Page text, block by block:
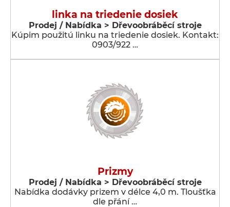
linka na triedenie dosiek
Prodej / Nabídka > Dřevoobráběcí stroje
Kúpim použitú linku na triedenie dosiek. Kontakt:
0903/922 …
Prizmy
Prodej / Nabídka > Dřevoobráběcí stroje
Nabídka dodávky prizem v délce 4,0 m. Tloušťka
dle přání …